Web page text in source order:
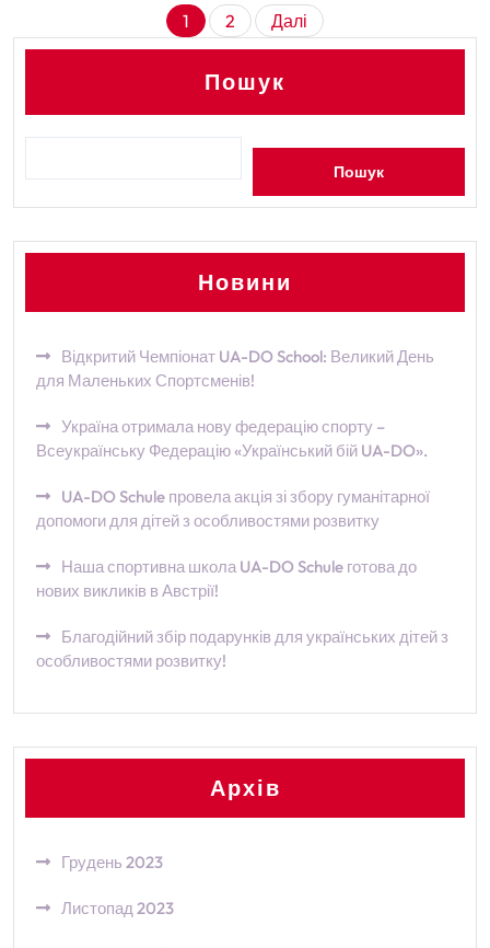
Пагінація
записів
1 2 Далі
Пошук
Пошук
Новини
Відкритий Чемпіонат UA-DO School: Великий День
для Маленьких Спортсменів!
Україна отримала нову федерацію спорту –
Всеукраїнську Федерацію «Український бій UA-DO».
UA-DO Schule провела акція зі збору гуманітарної
допомоги для дітей з особливостями розвитку
Наша спортивна школа UA-DO Schule готова до
нових викликів в Австрії!
Благодійний збір подарунків для українських дітей з
особливостями розвитку!
Архів
Грудень 2023
Листопад 2023